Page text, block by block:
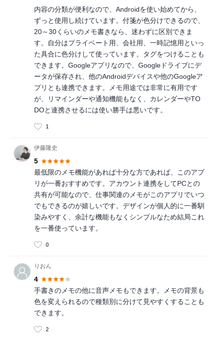
内容の分類が便利なので、Androidを使い始めてから、
ずっと使用し続けています。付箋が色分けできるので、
20～30くらいのメモ書きなら、迷わずに区別できま
す。自分はプライベート用、会社用、一時記憶用といっ
た具合に色分けして使っています。タグをつけることも
できます。Googleアプリなので、Googleドライブにデ
ータが保存され、他のAndroidデバイスや他のGoogleア
プリとも連携できます。メモ用途では非常に有用です
が、リマインダーや通知機能もなく、カレンダーやTO
DOと連携させるには使い勝手は悪いです。
1
伊藤隆史
5
最低限のメモ機能があれば十分な方であれば、このアプ
リが一番おすすめです。アカウント連携をしてPCとの
共有が可能なので、仕事関連のメモがこのアプリでいつ
でもできるのが嬉しいです。デザインが個人的に一番馴
染みやすく、余計な機能もなくシンプルなため結局これ
を一番使っています。
0
りおん
4
手書きのメモの他に音声メモもできます。メモの背景も
色を変えられるので種類別に分けて見やすくすることも
できます。
2